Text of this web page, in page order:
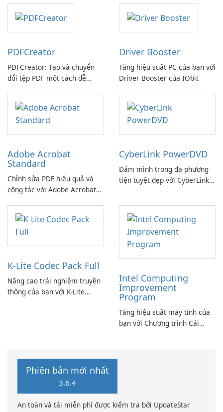
PDFCreator
PDFCreator: Tạo và chuyển
đổi tệp PDF một cách dễ
Driver Booster
Tăng hiệu suất PC của bạn với
Driver Booster của IObit
Adobe Acrobat
Standard
Chỉnh sửa PDF hiệu quả và
cộng tác với Adobe Acrobat
CyberLink PowerDVD
Đắm mình trong đa phương
tiện tuyệt đẹp với CyberLink
K-Lite Codec Pack Full
Nâng cao trải nghiệm truyền
thông của bạn với K-Lite
Intel Computing
Improvement
Program
Tăng hiệu suất máy tính của
bạn với Chương trình Cải
Phiên bản mới nhất
3.6.4
An toàn và tải miễn phí được kiểm tra bởi UpdateStar